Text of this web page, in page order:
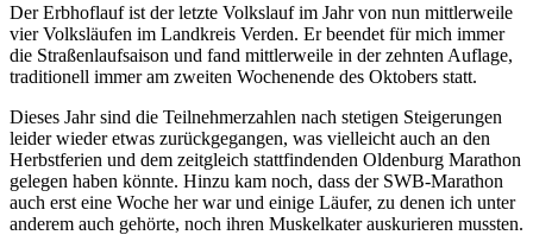
Der Erbhoflauf ist der letzte Volkslauf im Jahr von nun mittlerweile
vier Volksläufen im Landkreis Verden. Er beendet für mich immer
die Straßenlaufsaison und fand mittlerweile in der zehnten Auflage,
traditionell immer am zweiten Wochenende des Oktobers statt.
Dieses Jahr sind die Teilnehmerzahlen nach stetigen Steigerungen
leider wieder etwas zurückgegangen, was vielleicht auch an den
Herbstferien und dem zeitgleich stattfindenden Oldenburg Marathon
gelegen haben könnte. Hinzu kam noch, dass der SWB-Marathon
auch erst eine Woche her war und einige Läufer, zu denen ich unter
anderem auch gehörte, noch ihren Muskelkater auskurieren mussten.